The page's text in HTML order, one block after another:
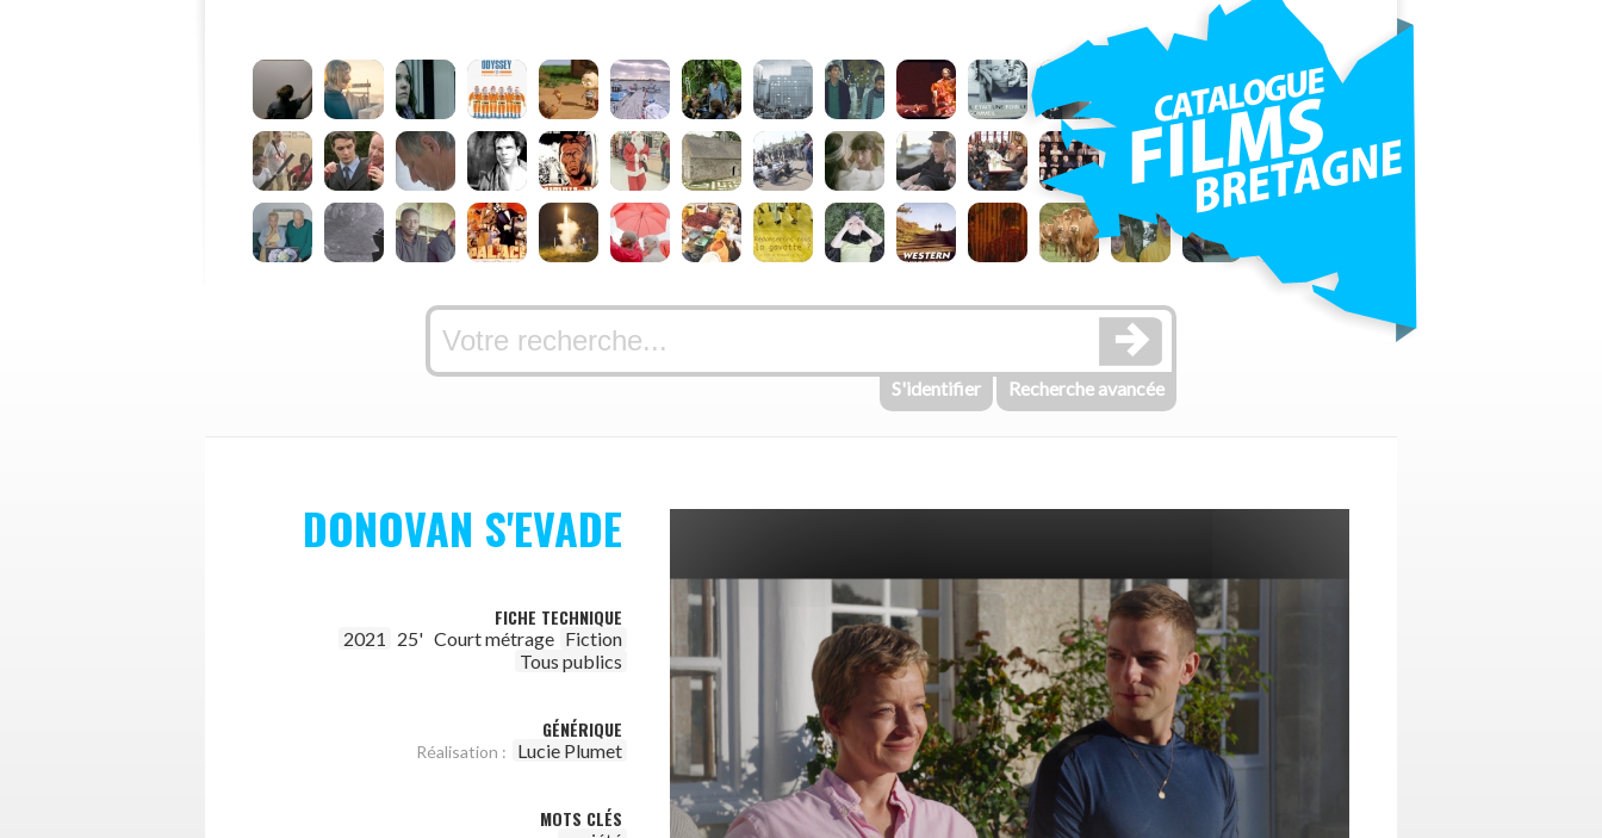
S'identifier Recherche avancée
DONOVAN S'EVADE
FICHE TECHNIQUE
2021 25' Court métrage Fiction
Tous publics
GÉNÉRIQUE
Réalisation : Lucie Plumet
MOTS CLÉS